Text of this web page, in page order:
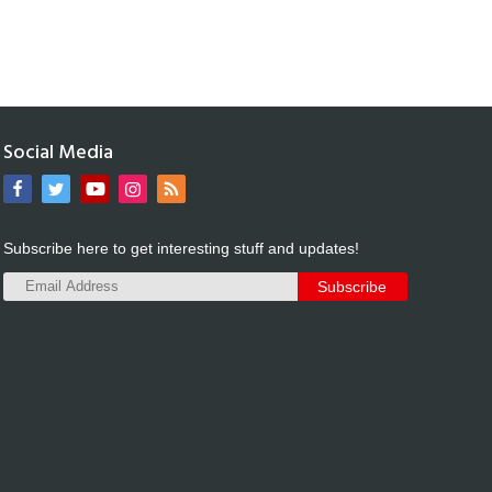
Social Media
Subscribe here to get interesting stuff and updates!